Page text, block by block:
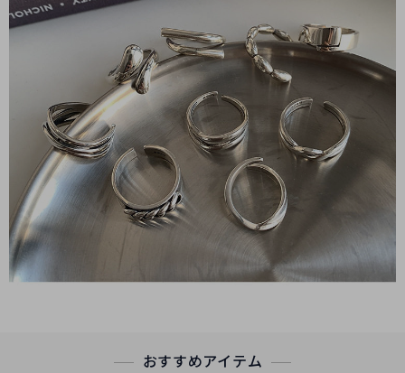
おすすめアイテム